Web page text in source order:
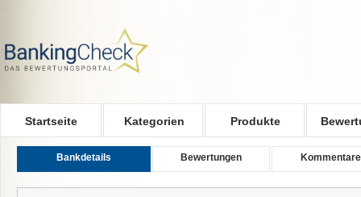
Startseite Kategorien Produkte
Bankdetails Bewertungen Kommentare